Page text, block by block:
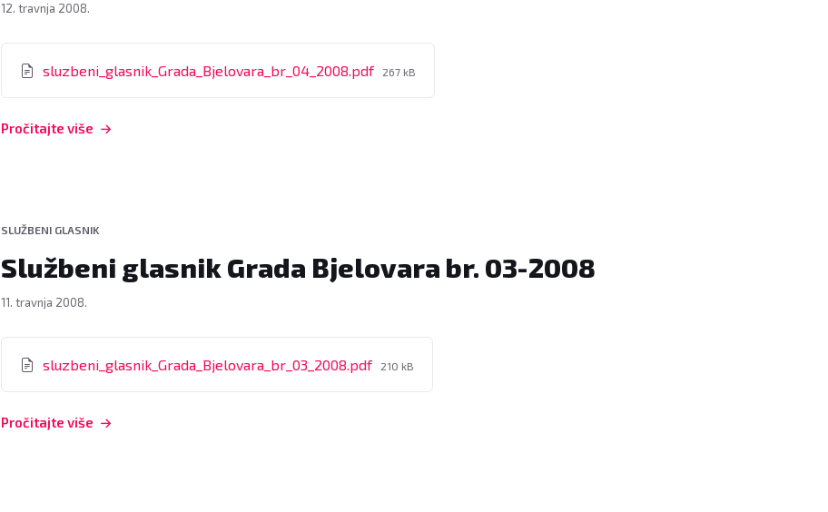
12. travnja 2008.
sluzbeni_glasnik_Grada_Bjelovara_br_04_2008.pdf File
267 kB
Pročitajte više
SLUŽBENI GLASNIK
Službeni glasnik Grada Bjelovara br. 03-2008
11. travnja 2008.
sluzbeni_glasnik_Grada_Bjelovara_br_03_2008.pdf File
210 kB
Pročitajte više